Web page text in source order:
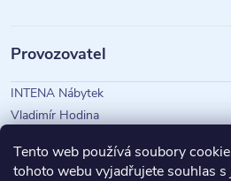
Tento web používá soubory
tohoto webu vyjadřujete souhlas
Provozovatel
INTENA Nábytek
Vladimír Hodina